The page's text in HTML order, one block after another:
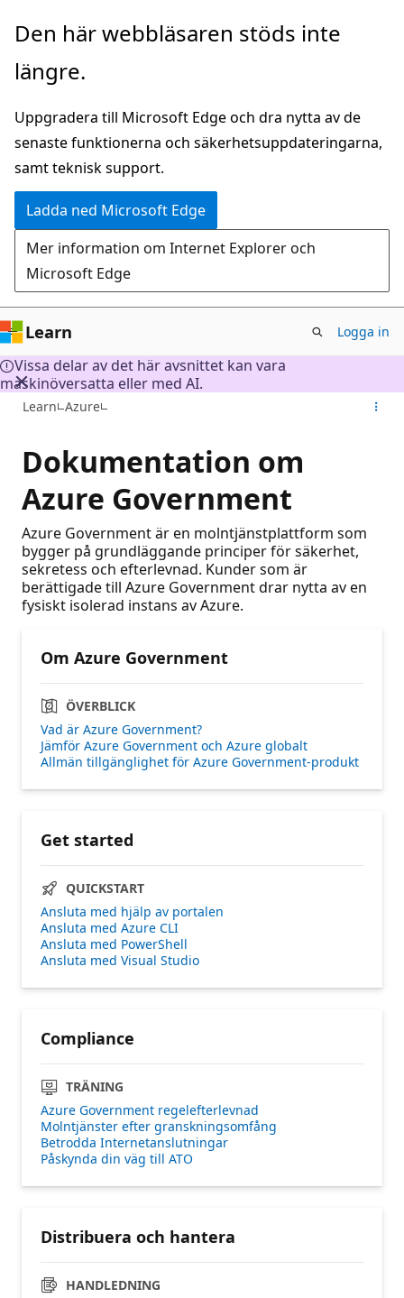
Hoppa
huvudinnehåll
Den här webbläsaren stöds inte
längre.
Uppgradera till Microsoft Edge och dra nytta av de
senaste funktionerna och säkerhetsuppdateringarna,
samt teknisk support.
Ladda ned Microsoft Edge
Mer information om Internet Explorer och
Microsoft Edge
Learn Logga in
Vissa delar av det här avsnittet kan vara
maskinöversatta eller med AI.
Learn Azure
Dokumentation om
Azure Government
Azure Government är en molntjänstplattform som
bygger på grundläggande principer för säkerhet,
sekretess och efterlevnad. Kunder som är
berättigade till Azure Government drar nytta av en
fysiskt isolerad instans av Azure.
Om Azure Government
ÖVERBLICK
Vad är Azure Government?
Jämför Azure Government och Azure globalt
Allmän tillgänglighet för Azure Government-produkt
Get started
QUICKSTART
Ansluta med hjälp av portalen
Ansluta med Azure CLI
Ansluta med PowerShell
Ansluta med Visual Studio
Compliance
TRÄNING
Azure Government regelefterlevnad
Molntjänster efter granskningsomfång
Betrodda Internetanslutningar
Påskynda din väg till ATO
Distribuera och hantera
HANDLEDNING